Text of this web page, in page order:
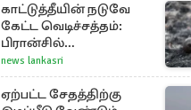
காட்டுத்தீயின் நடுவே
கேட்ட வெடிச்சத்தம்:
பிரான்சில்
கண்டுபிடிக்கப்பட்டுள்ள
வெடிகுண்டுகள்
news lankasri
ஏற்பட்ட சேதத்திற்கு